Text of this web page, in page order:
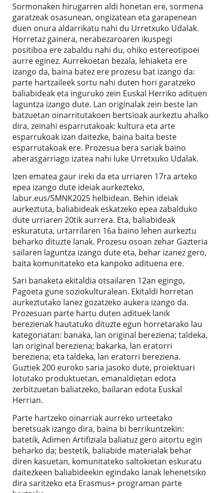
Sormonaken hirugarren aldi honetan ere, sormena
garatzeak osasunean, ongizatean eta garapenean
duen onura aldarrikatu nahi du Urretxuko Udalak.
Horretaz gainera, nerabezaroaren ikuspegi
positiboa ere zabaldu nahi du, ohiko estereotipoei
aurre eginez. Aurrekoetan bezala, lehiaketa ere
izango da, baina batez ere prozesu bat izango da:
parte hartzaileek sortu nahi duten hori garatzeko
baliabideak eta inguruko zein Euskal Herriko adituen
laguntza izango dute. Lan originalak zein beste lan
batzuetan oinarritutakoen bertsioak aurkeztu ahalko
dira, zeinahi esparrutakoak: kultura eta arte
esparrukoak izan daitezke, baina baita beste
esparrutakoak ere. Prozesua bera sariak baino
aberasgarriago izatea nahi luke Urretxuko Udalak.
Izen ematea gaur ireki da eta urriaren 17ra arteko
epea izango dute ideiak aurkezteko,
labur.eus/SMNK2025 helbidean. Behin ideiak
aurkeztuta, baliabideak eskatzeko epea zabalduko
dute urriaren 20tik aurrera. Eta, baliabideak
eskuratuta, urtarrilaren 16a baino lehen aurkeztu
beharko dituzte lanak. Prozesu osoan zehar Gazteria
sailaren laguntza izango dute eta, behar izanez gero,
baita komunitateko eta kanpoko adituena ere.
Sari banaketa ekitaldia otsailaren 12an egingo,
Pagoeta gune soziokulturalean. Ekitaldi horretan
aurkeztutako lanez gozatzeko aukera izango da.
Prozesuan parte hartu duten adituek lanik
berezienak hautatuko dituzte egun horretarako lau
kategoriatan: banaka, lan original bereziena; taldeka,
lan original bereziena; bakarka, lan eratorri
bereziena; eta taldeka, lan eratorri bereziena.
Guztiek 200 euroko saria jasoko dute, proiektuari
lotutako produktuetan, emanaldietan edota
zerbitzuetan baliatzeko, bailaran edota Euskal
Herrian.
Parte hartzeko oinarriak aurreko urteetako
beretsuak izango dira, baina bi berrikuntzekin:
batetik, Adimen Artifiziala baliatuz gero aitortu egin
beharko da; bestetik, baliabide materialak behar
diren kasuetan, komunitateko saltokietan eskuratu
daitezkeen baliabideekin egindako lanak lehenetsiko
dira saritzeko eta Erasmus+ programan parte